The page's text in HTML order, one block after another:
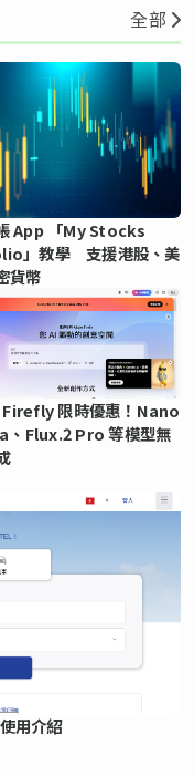
全部
App 「My Stocks
」教學 支援港股、美
貨幣
限時優惠！Nano
、Flux.2 Pro 等模型無
用介紹